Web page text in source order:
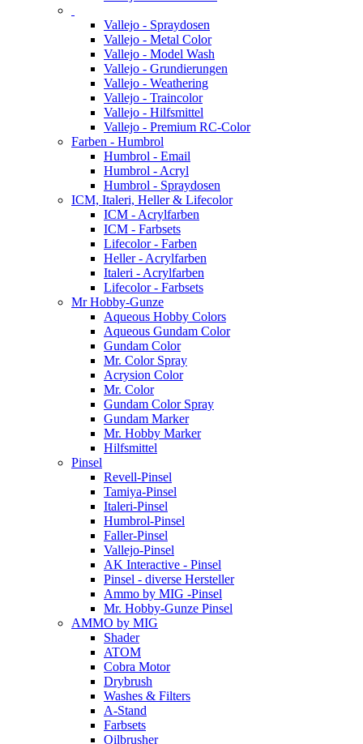
Vallejo - Spraydosen
Vallejo - Metal Color
Vallejo - Model Wash
Vallejo - Grundierungen
Vallejo - Weathering
Vallejo - Traincolor
Vallejo - Hilfsmittel
Vallejo - Premium RC-Color
Farben - Humbrol
Humbrol - Email
Humbrol - Acryl
Humbrol - Spraydosen
ICM, Italeri, Heller & Lifecolor
ICM - Acrylfarben
ICM - Farbsets
Lifecolor - Farben
Heller - Acrylfarben
Italeri - Acrylfarben
Lifecolor - Farbsets
Mr Hobby-Gunze
Aqueous Hobby Colors
Aqueous Gundam Color
Gundam Color
Mr. Color Spray
Acrysion Color
Mr. Color
Gundam Color Spray
Gundam Marker
Mr. Hobby Marker
Hilfsmittel
Pinsel
Revell-Pinsel
Tamiya-Pinsel
Italeri-Pinsel
Humbrol-Pinsel
Faller-Pinsel
Vallejo-Pinsel
AK Interactive - Pinsel
Pinsel - diverse Hersteller
Ammo by MIG -Pinsel
Mr. Hobby-Gunze Pinsel
AMMO by MIG
Shader
ATOM
Cobra Motor
Drybrush
Washes & Filters
A-Stand
Farbsets
Oilbrusher